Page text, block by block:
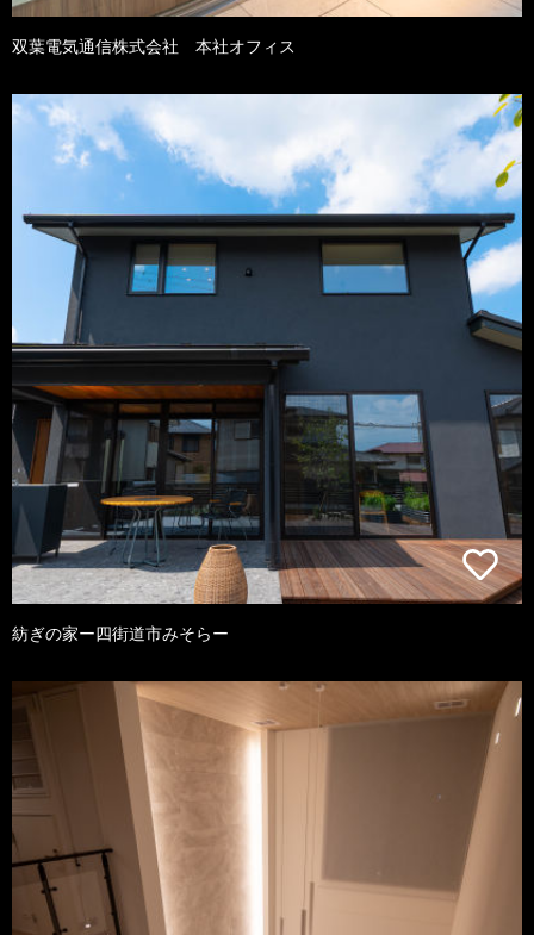
双葉電気通信株式会社 本社オフィス
紡ぎの家ー四街道市みそらー